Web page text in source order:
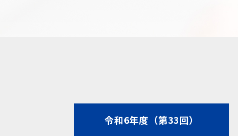
令和6年度（第33回）